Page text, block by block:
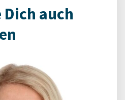
auch